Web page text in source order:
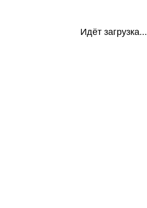
Идёт загрузка...